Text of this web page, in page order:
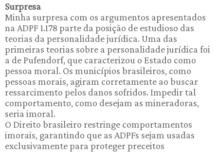
Surpresa
Minha surpresa com os argumentos apresentados
na ADPF 1.178 parte da posição de estudioso das
teorias da personalidade jurídica. Uma das
primeiras teorias sobre a personalidade jurídica foi
a de Pufendorf, que caracterizou o Estado como
pessoa moral. Os municípios brasileiros, como
pessoas morais, agiram corretamente ao buscar
ressarcimento pelos danos sofridos. Impedir tal
comportamento, como desejam as mineradoras,
seria imoral.
O Direito brasileiro restringe comportamentos
imorais, garantindo que as ADPFs sejam usadas
exclusivamente para proteger preceitos